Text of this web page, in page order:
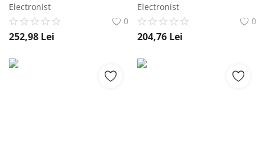
Electronist
0
252,98 Lei
Electronist
0
204,76 Lei